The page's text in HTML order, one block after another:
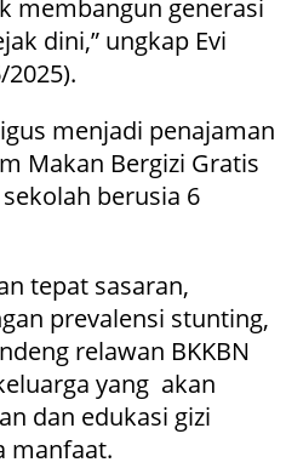
membangun generasi
dini,” ungkap Evi
menjadi penajaman
Makan Bergizi Gratis
berusia 6
tepat sasaran,
prevalensi stunting,
relawan BKKBN
yang akan
dan edukasi gizi
manfaat.